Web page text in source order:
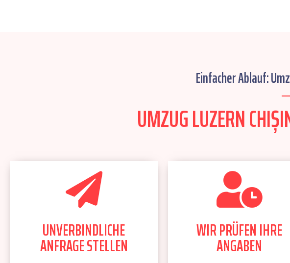
Einfacher Ablauf:
UMZUG LUZERN
UNVERBINDLICHE
ANFRAGE STELLEN
WIR PRÜFEN IHRE
ANGABEN